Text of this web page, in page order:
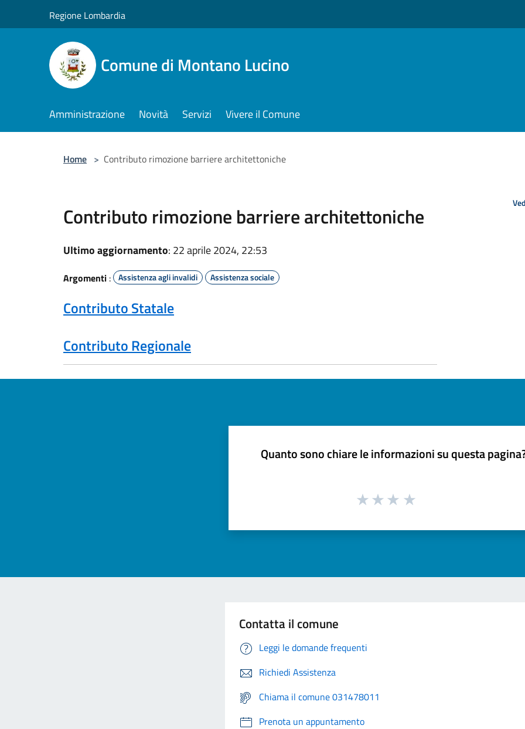
Regione Lombardia
Comune di Montano Lucino
Amministrazione Novità Servizi Vivere il Comune
Home > Contributo rimozione barriere architettoniche
Contributo rimozione barriere architettoniche
Ultimo aggiornamento: 22 aprile 2024, 22:53
Argomenti : Assistenza agli invalidi Assistenza sociale
Contributo Statale
Contributo Regionale
Quanto sono chiare le informazioni su questa
Contatta il comune
Leggi le domande frequenti
Richiedi Assistenza
Chiama il comune 031478011
Prenota un appuntamento